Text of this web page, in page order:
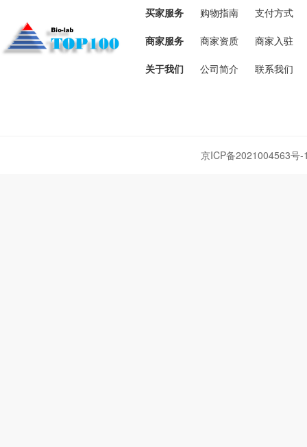
买家服务 购物指南 支付方式
商家服务 商家资质 商家入驻
关于我们 公司简介 联系我们
京ICP备2021004563号-